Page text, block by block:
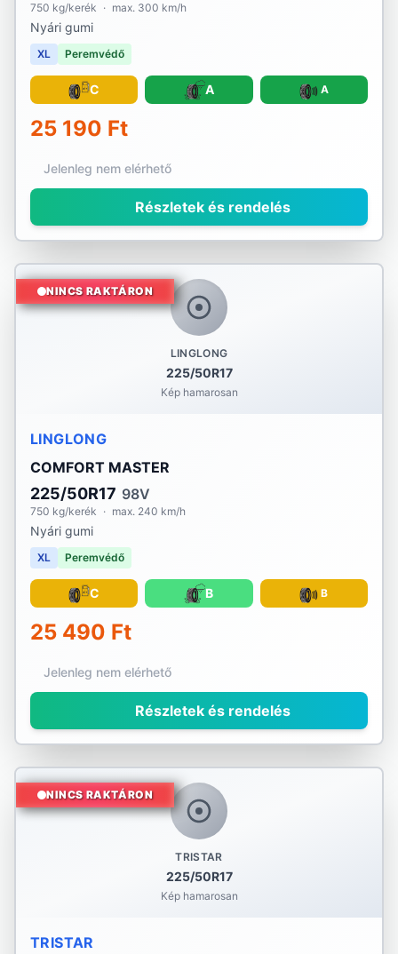
750 kg/kerék · max. 300 km/h
Nyári gumi
XL Peremvédő
C A A
25 190 Ft
Jelenleg nem elérhető
Részletek és rendelés
LINGLONG
225/50R17
Kép hamarosan
NINCS RAKTÁRON
LINGLONG
COMFORT MASTER
225/50R17 98V
750 kg/kerék · max. 240 km/h
Nyári gumi
XL Peremvédő
C B B
25 490 Ft
Jelenleg nem elérhető
Részletek és rendelés
TRISTAR
225/50R17
Kép hamarosan
NINCS RAKTÁRON
TRISTAR